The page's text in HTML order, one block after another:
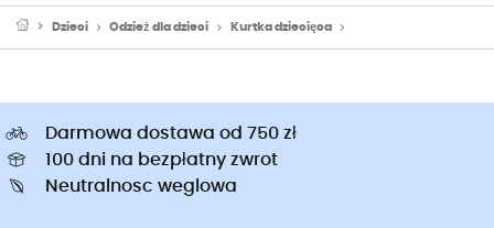
Dzieci Odzież dla dzieci Kurtka dziecięca
Darmowa dostawa od 750 zł
100 dni na bezpłatny zwrot
Neutralnosc weglowa